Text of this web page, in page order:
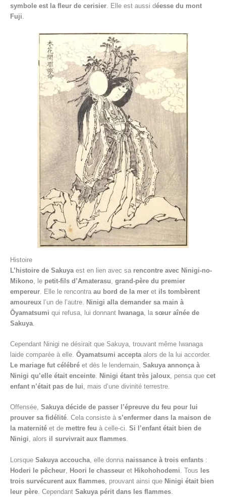
symbole est la fleur de cerisier. Elle est aussi déesse du mont
Fuji.
Histoire
L’histoire de Sakuya est en lien avec sa rencontre avec Ninigi-no-
Mikono , le petit-fils d’Amaterasu grand-père du premier
empereur . Elle le rencontra au bord de la mer et ils tombèrent
amoureux l’un de l’autre. Ninigi alla demander sa main à
Ōyamatsumi qui refusa, lui donnant Iwanaga , la sœur aînée de
Sakuya
Cependant Ninigi ne désirait que Sakuya, trouvant même Iwanaga
laide comparée à elle. Ōyamatsumi accepta alors de la lui accorder.
Le mariage fut célébré et dès le lendemain, Sakuya annonça à
Ninigi qu’elle était enceinte
Ninigi étant très jaloux , pensa que cet
enfant n’était pas de lui , mais d’une divinité terrestre.
Offensée, Sakuya décide de passer l’épreuve du feu pour lui
prouver sa fidélité. Cela consiste à s’enfermer dans la maison de
la maternité et de mettre feu à celle-ci. Si l’enfant était bien de
Ninigi, alors il survivrait aux flammes.
Lorsque Sakuya accoucha , elle donna naissance à trois enfants :
Hoderi le pêcheur
Hoori le chasseur et Hikohohodemi . Tous les
trois survécurent aux flammes , prouvant ainsi que Ninigi était bien
leur père . Cependant Sakuya périt dans les flammes